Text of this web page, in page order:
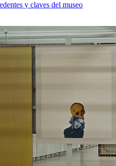
y claves del museo